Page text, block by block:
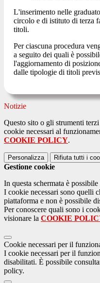
L'inserimento nelle
circolo e di istituto di terza
titoli.
Per ciascuna procedura
a seguito dei quali è
l'aggiornamento di
dalle tipologie di titoli
Notizie
Questo sito o gli strumenti
cookie necessari al
COOKIE POLICY.
Personalizza Rifiuta tutti i
Gestione cookie
In questa schermata è
I cookie necessari sono quelli
piattaforma e non è possibile
Per conoscere quali sono i
visionare la COOKIE
Cookie necessari per il
I cookie necessari per il
disabilitati. È possibile
policy.